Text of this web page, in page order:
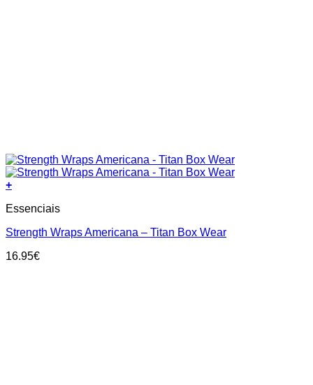
+
Essenciais
Strength Wraps Americana – Titan Box Wear
16.95€